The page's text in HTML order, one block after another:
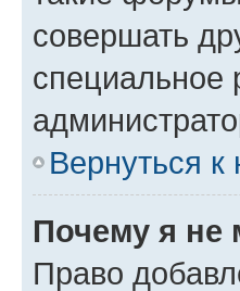
совершать
специальное
Вернуться к
Почему я не
Право